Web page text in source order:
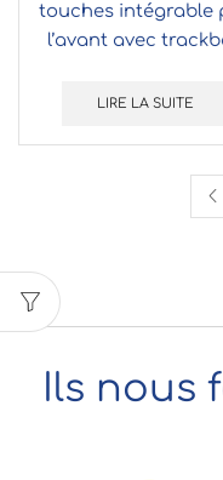
touches intégrable
l’avant avec
LIRE LA SUITE
Ils nous